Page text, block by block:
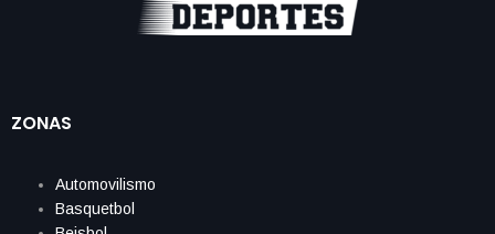
ZONAS
Automovilismo
Basquetbol